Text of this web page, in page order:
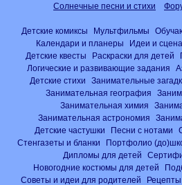
Солнечные песни и стихи
Детские комиксы Мультфильмы
Календари и планеры
Идеи и
Детские квесты
Раскраски для детей
Логические и развивающие задания
Детские стихи
Занимательные
Занимательная география
Занимательная химия
Занимательная астрономия
Детские частушки
Песни с нотами
Стенгазеты и бланки
Портфолио
Дипломы для детей
Новогодние костюмы для детей
Советы и идеи для родителей